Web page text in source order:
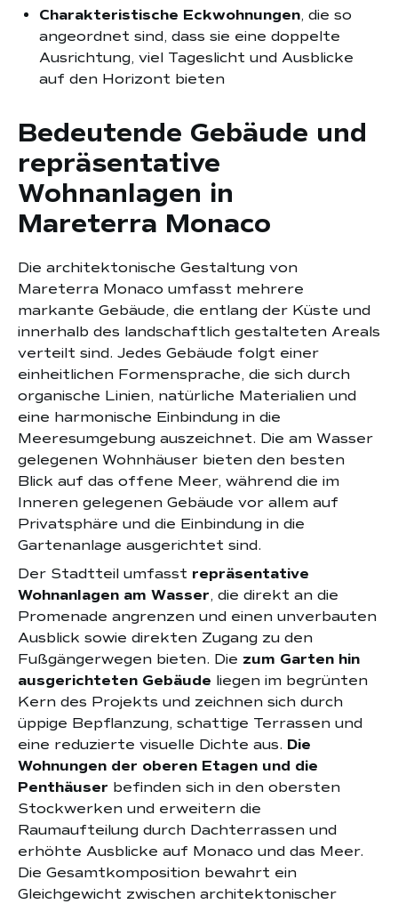
Charakteristische Eckwohnungen, die so
angeordnet sind, dass sie eine doppelte
Ausrichtung, viel Tageslicht und Ausblicke
auf den Horizont bieten
Bedeutende Gebäude und
repräsentative
Wohnanlagen in
Mareterra Monaco
Die architektonische Gestaltung von
Mareterra Monaco umfasst mehrere
markante Gebäude, die entlang der Küste und
innerhalb des landschaftlich gestalteten Areals
verteilt sind. Jedes Gebäude folgt einer
einheitlichen Formensprache, die sich durch
organische Linien, natürliche Materialien und
eine harmonische Einbindung in die
Meeresumgebung auszeichnet. Die am Wasser
gelegenen Wohnhäuser bieten den besten
Blick auf das offene Meer, während die im
Inneren gelegenen Gebäude vor allem auf
Privatsphäre und die Einbindung in die
Gartenanlage ausgerichtet sind.
Der Stadtteil umfasst repräsentative
Wohnanlagen am Wasser, die direkt an die
Promenade angrenzen und einen unverbauten
Ausblick sowie direkten Zugang zu den
Fußgängerwegen bieten. Die zum Garten hin
ausgerichteten Gebäude liegen im begrünten
Kern des Projekts und zeichnen sich durch
üppige Bepflanzung, schattige Terrassen und
eine reduzierte visuelle Dichte aus. Die
Wohnungen der oberen Etagen und die
Penthäuser befinden sich in den obersten
Stockwerken und erweitern die
Raumaufteilung durch Dachterrassen und
erhöhte Ausblicke auf Monaco und das Meer.
Die Gesamtkomposition bewahrt ein
Gleichgewicht zwischen architektonischer